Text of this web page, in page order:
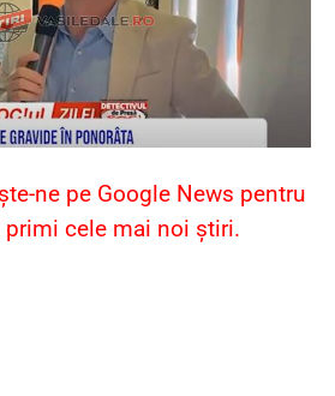
ne pe Google News pentru
primi cele mai noi știri.